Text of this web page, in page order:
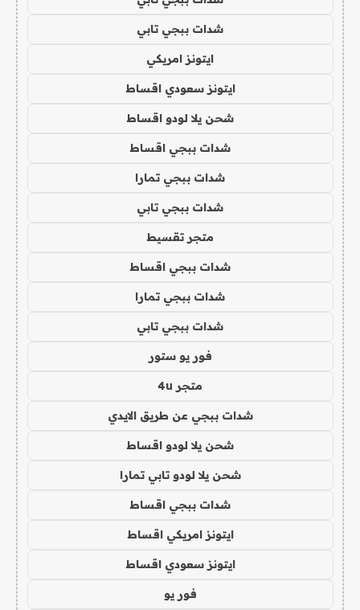
شدات ببجي تابي
ايتونز امريكي
ايتونز سعودي اقساط
شحن يلا لودو اقساط
شدات ببجي اقساط
شدات ببجي تمارا
شدات ببجي تابي
متجر تقسيط
شدات ببجي اقساط
شدات ببجي تمارا
شدات ببجي تابي
فور يو ستور
متجر 4u
شدات ببجي عن طريق الايدي
شحن يلا لودو اقساط
شحن يلا لودو تابي تمارا
شدات ببجي اقساط
ايتونز امريكي اقساط
ايتونز سعودي اقساط
فور يو